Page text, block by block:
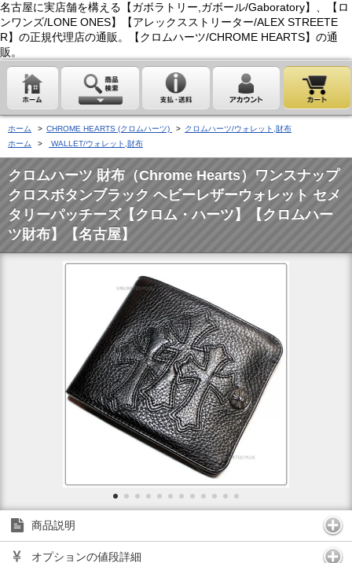
名古屋に実店舗を構える【ガボラトリー,ガボール/Gaboratory】、【ロ
ンワンズ/LONE ONES】【アレックスストリーター/ALEX STREETE
R】の正規代理店の通販。【クロムハーツ/CHROME HEARTS】の通
販。
ホーム > CHROME HEARTS (クロムハーツ) > クロムハーツ/ウォレット,財布
ホーム
> WALLET/ウォレット,財布
クロムハーツ 財布（Chrome Hearts）ワンスナップ
クロスボタンブラック ヘビーレザーウォレット セメ
タリーパッチーズ【クロム・ハーツ】【クロムハー
ツ財布】【名古屋】
商品説明
オプションの値段詳細